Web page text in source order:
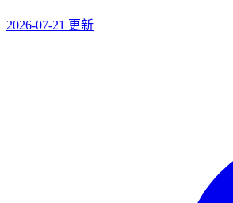
2026-07-21 更新